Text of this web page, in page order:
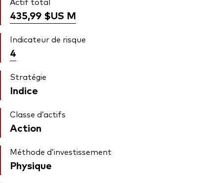
435,99 $US M
Indicateur de risque
4
Stratégie
Indice
Classe d’actifs
Action
Méthode d’investissement
Physique